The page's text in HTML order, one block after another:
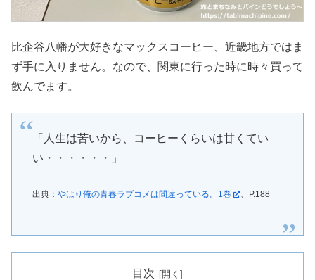
比企谷八幡が大好きなマックスコーヒー、近畿地方ではま
ず手に入りません。なので、関東に行った時に時々買って
飲んでます。
「人生は苦いから、コーヒーくらいは甘くてい
い・・・・・・」
出典： やはり俺の青春ラブコメは間違っている。1巻 、P.188
目次